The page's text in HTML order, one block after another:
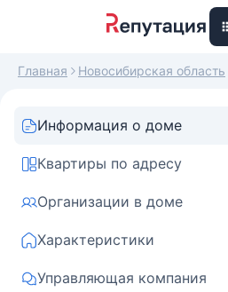
Главная Новосибирская область
Информация о доме
Квартиры по адресу
Организации в доме
Характеристики
Управляющая компания